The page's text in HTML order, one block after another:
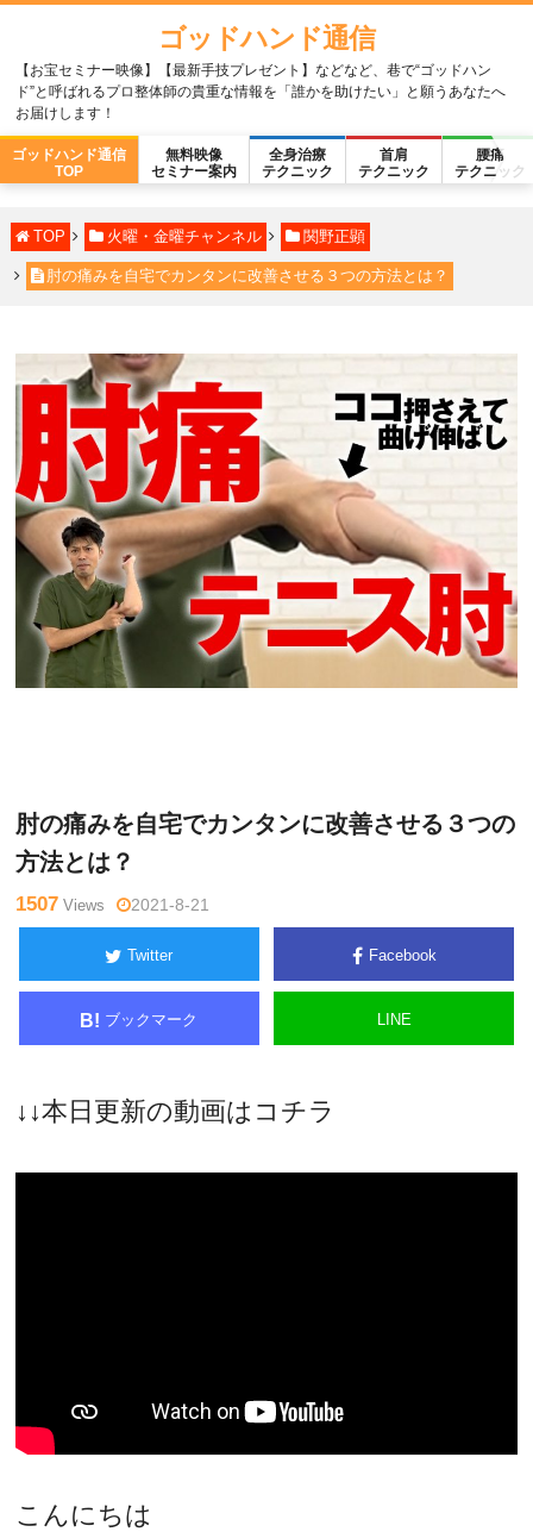
ゴッドハンド通信
【お宝セミナー映像】【最新手技プレゼント】などなど、巷で“ゴッドハン
ド”と呼ばれるプロ整体師の貴重な情報を「誰かを助けたい」と願うあなたへ
お届けします！
ゴッドハンド通信
TOP
無料映像
セミナー案内
全身治療
テクニック
首肩
テクニック
腰痛
テクニック
TOP 火曜・金曜チャンネル 関野正顕
肘の痛みを自宅でカンタンに改善させる３つの方法とは？
肘の痛みを自宅でカンタンに改善させる３つの
方法とは？
1507 Views 2021-8-21
Twitter Facebook
B! ブックマーク LINE
↓↓本日更新の動画はコチラ
こんにちは